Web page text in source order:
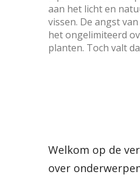
aan het licht en
vissen. De angst
het ongelimiteerd
planten. Toch valt
Welkom op de
over